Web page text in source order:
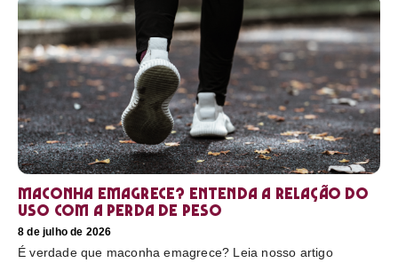
Maconha emagrece? Entenda a relação do
uso com a perda de peso
8 de julho de 2026
É verdade que maconha emagrece? Leia nosso artigo